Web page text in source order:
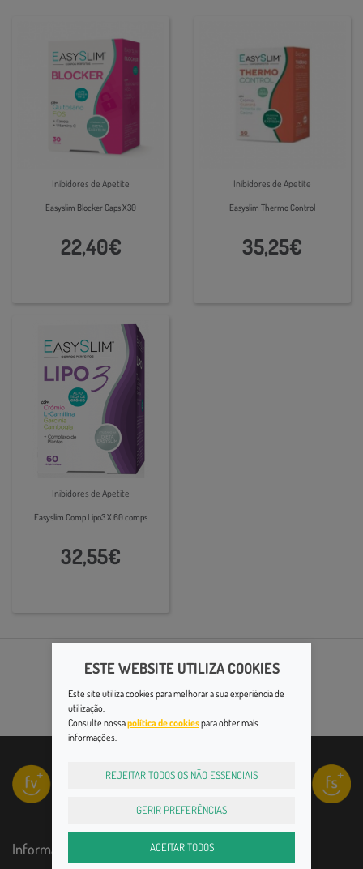
Inibidores de Apetite
Easyslim Blocker Caps X30
22,40€
Inibidores de Apetite
Easyslim Thermo Control
35,25€
Inibidores de Apetite
Easyslim Comp Lipo3 X 60 comps
32,55€
Informações
ESTE WEBSITE UTILIZA COOKIES
Este site utiliza cookies para melhorar a sua experiência de
utilização.
Consulte nossapolítica de cookiespara obter mais
informações.
REJEITAR TODOS OS NÃO ESSENCIAIS
GERIR PREFERÊNCIAS
ACEITAR TODOS